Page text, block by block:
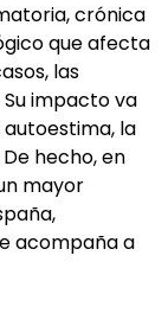
crónica
que afecta
las
impacto va
la
hecho, en
mayor
acompaña a